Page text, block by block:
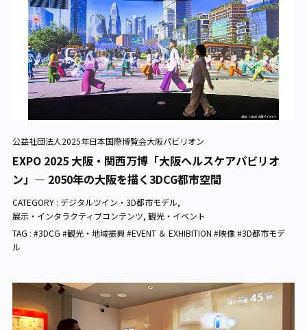
公益社団法人2025年日本国際博覧会大阪パビリオン
EXPO 2025 大阪・関西万博「大阪ヘルスケアパビリオ
ン」— 2050年の大阪を描く3DCG都市空間
CATEGORY : デジタルツイン・3D都市モデル,
展示・インタラクティブコンテンツ, 観光・イベント
TAG : #3DCG #観光・地域振興 #EVENT ＆ EXHIBITION #映像 #3D都市モデ
ル